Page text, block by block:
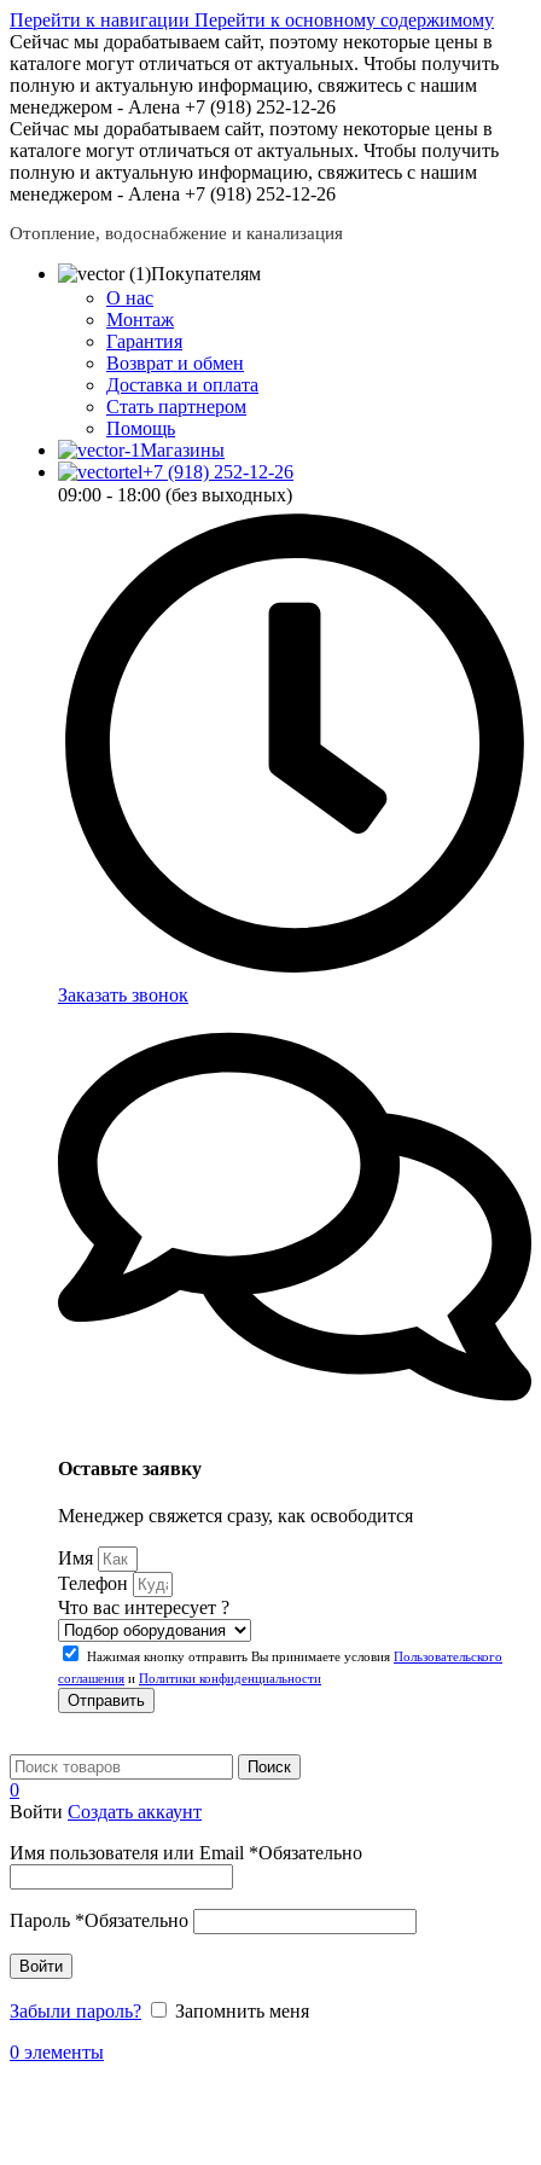
Перейти к навигации Перейти к основному содержимому
Сейчас мы дорабатываем сайт, поэтому некоторые цены в
каталоге могут отличаться от актуальных. Чтобы получить
полную и актуальную информацию, свяжитесь с нашим
менеджером - Алена +7 (918) 252-12-26
Сейчас мы дорабатываем сайт, поэтому некоторые цены в
каталоге могут отличаться от актуальных. Чтобы получить
полную и актуальную информацию, свяжитесь с нашим
менеджером - Алена +7 (918) 252-12-26
Отопление, водоснабжение и канализация
Покупателям
О нас
Монтаж
Гарантия
Возврат и обмен
Доставка и оплата
Стать партнером
Помощь
Магазины
+7 (918) 252-12-26
09:00 - 18:00 (без выходных)
Заказать звонок
Оставьте заявку
Менеджер свяжется сразу, как освободится
Имя
Телефон
Что вас интересует ?
Нажимая кнопку отправить Вы принимаете условия Пользовательского
соглашения и Политики конфиденциальности
Отправить
Поиск
0
Войти Создать аккаунт
Имя пользователя или Email *Обязательно
Пароль *Обязательно
Войти
Забыли пароль?
Запомнить меня
0 элементы